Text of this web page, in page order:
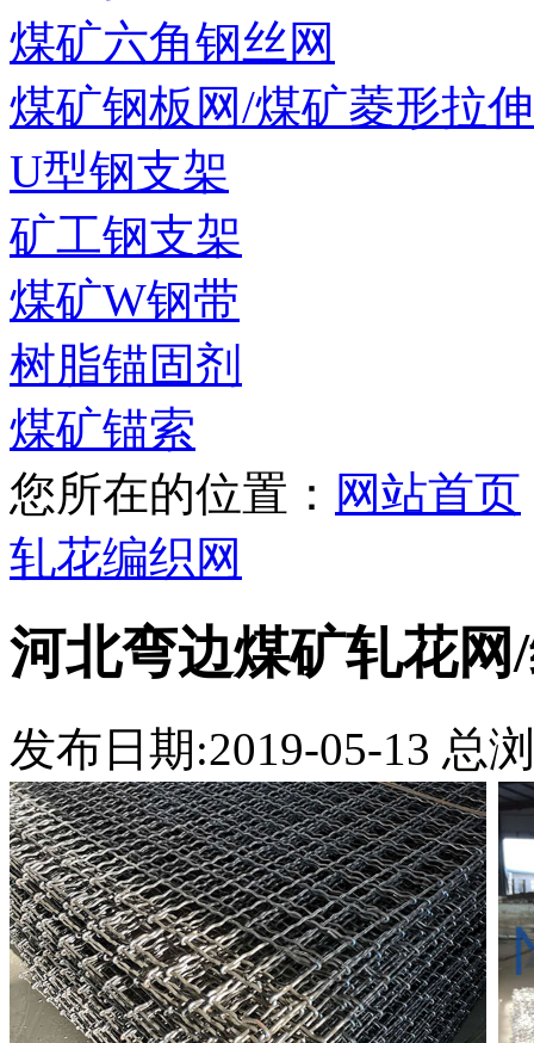
煤矿六角钢丝网
煤矿钢板网/煤矿菱形拉
U型钢支架
矿工钢支架
煤矿W钢带
树脂锚固剂
煤矿锚索
您所在的位置： 网站首页
轧花编织网
河北弯边煤矿轧花网
发布日期:2019-05-13 总